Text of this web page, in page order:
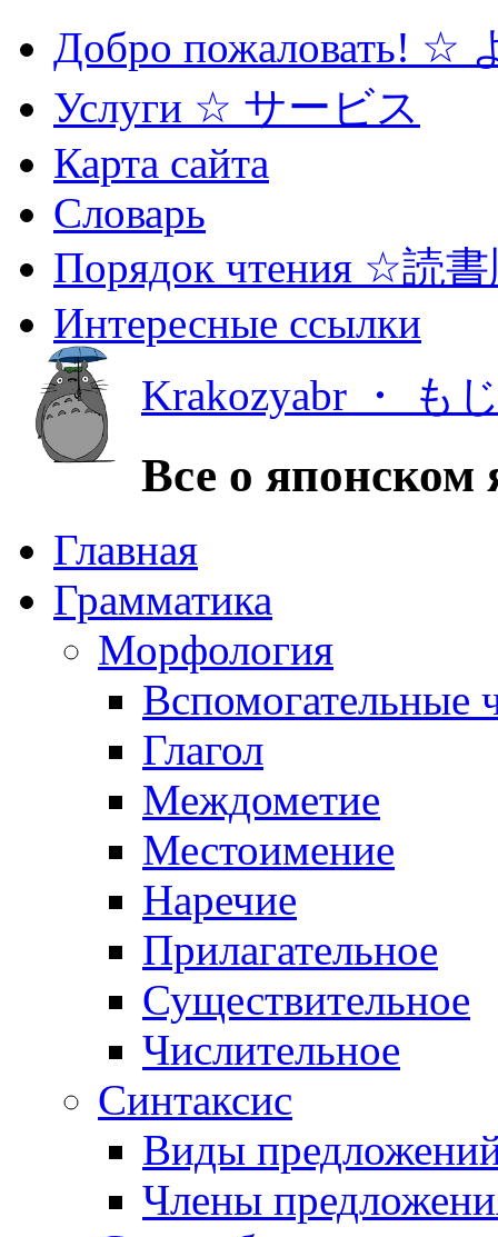
Добро пожаловать! ☆
Услуги ☆ サービス
Карта сайта
Словарь
Порядок чтения ☆読
Интересные ссылки
Krakozyabr ・ も
Все о японском
Главная
Грамматика
Морфология
Вспомогательные
Глагол
Междометие
Местоимение
Наречие
Прилагательное
Существительное
Числительное
Синтаксис
Виды
Члены